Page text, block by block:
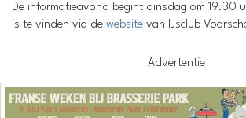
De informatieavond begint dinsdag om 19.30
is te vinden via de website van IJsclub
Advertentie